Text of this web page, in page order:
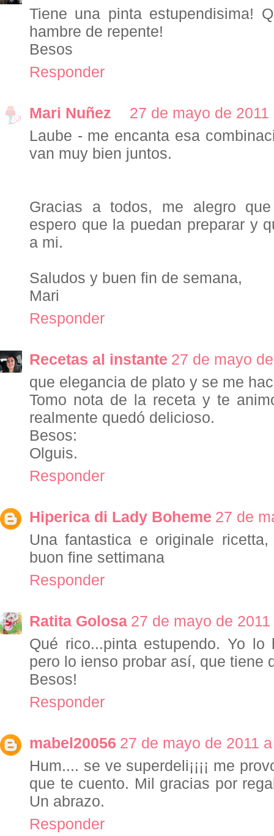
Tiene una pinta estupendisima!
hambre de repente!
Besos
Responder
Mari Nuñez
27 de mayo de
Laube - me encanta esa
van muy bien juntos.
Gracias a todos, me alegro
espero que la puedan preparar y
a mi.
Saludos y buen fin de semana,
Mari
Responder
Recetas al instante 27 de mayo
que elegancia de plato y se me
Tomo nota de la receta y te
realmente quedó delicioso.
Besos:
Olguis.
Responder
Hiperica di Lady Boheme 27 de
Una fantastica e originale
buon fine settimana
Responder
Ratita Golosa 27 de mayo de
Qué rico...pinta estupendo. Yo
pero lo ienso probar así, que tiene
Besos!
Responder
mabel20056 27 de mayo de 2011
Hum.... se ve superdeli¡¡¡¡ me
que te cuento. Mil gracias por
Un abrazo.
Responder